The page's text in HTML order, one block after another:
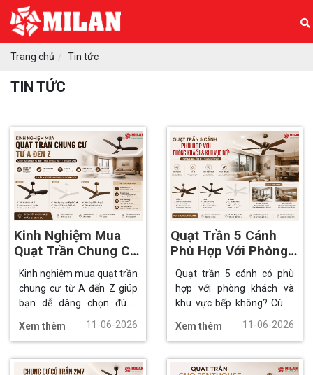
Trang chủ Tin tức
TIN TỨC
Kinh Nghiệm Mua
Quạt Trần Chung Cư
Từ A Đến Z
Kinh nghiệm mua quạt trần
chung cư từ A đến Z giúp
bạn dễ dàng chọn đúng
hộ, từ kích thước, động cơ,
và khả năng tiết kiệm điện.
Xem thêm 11-06-2026
Quạt Trần 5 Cánh
Phù Hợp Với Phòng
Khách Và Khu Vực
Bếp
Quạt trần 5 cánh có phù
hợp với phòng khách và
khu vực bếp không? Cùng
làm mát, tính thẩm mỹ và
quạt phù hợp cho ngôi nhà.
Xem thêm 11-06-2026